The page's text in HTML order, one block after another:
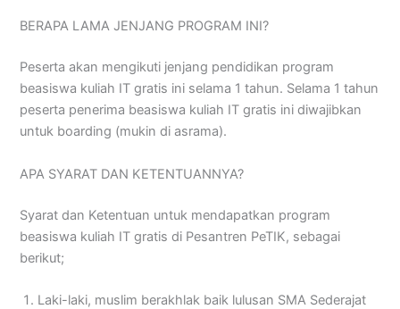
BERAPA LAMA JENJANG PROGRAM INI?
Peserta akan mengikuti jenjang pendidikan program
beasiswa kuliah IT gratis ini selama 1 tahun. Selama 1 tahun
peserta penerima beasiswa kuliah IT gratis ini diwajibkan
untuk boarding (mukin di asrama).
APA SYARAT DAN KETENTUANNYA?
Syarat dan Ketentuan untuk mendapatkan program
beasiswa kuliah IT gratis di Pesantren PeTIK, sebagai
berikut;
Laki-laki, muslim berakhlak baik lulusan SMA Sederajat